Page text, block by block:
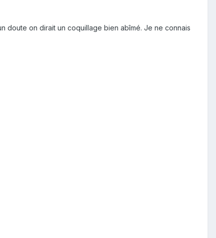
on dirait un coquillage bien abîmé. Je ne connais